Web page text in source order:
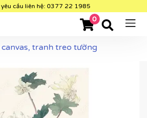
cầu liên hệ: 0377 22 1985
0
canvas, tranh treo tường